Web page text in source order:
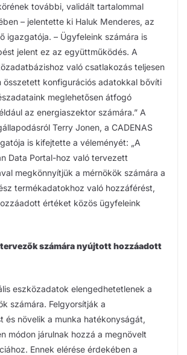
további, validált tartalommal
– jelentette ki Haluk Menderes, az
igazgatója. – Ügyfeleink számára is
jelent ez az együttműködés. A
való csatlakozás teljesen
összetett konfigurációs adatokkal bővíti
meglehetősen átfogó
az energiaszektor számára.” A
Terry Jonen, a CADENAS
is kifejtette a véleményét: „A
Data Portal-hoz való tervezett
megkönnyítjük a mérnökök számára a
termékadatokhoz való hozzáférést,
értéket közös ügyfeleink
számára nyújtott hozzáadott
eszközadatok elengedhetetlenek a
számára. Felgyorsítják a
és növelik a munka hatékonyságát,
módon járulnak hozzá a megnövelt
Ennek elérése érdekében a